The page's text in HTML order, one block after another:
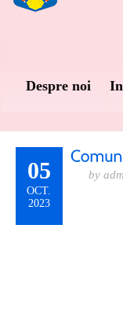
Despre noi
05
OCT.
2023
by